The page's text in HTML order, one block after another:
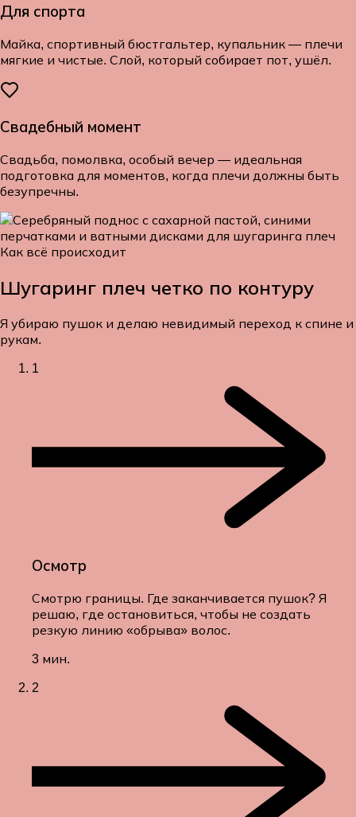
Для спорта
Майка, спортивный бюстгальтер, купальник — плечи
мягкие и чистые. Слой, который собирает пот, ушёл.
Свадебный момент
Свадьба, помолвка, особый вечер — идеальная
подготовка для моментов, когда плечи должны быть
безупречны.
Как всё происходит
Шугаринг плеч четко по контуру
Я убираю пушок и делаю невидимый переход к спине и
рукам.
1
Осмотр
Смотрю границы. Где заканчивается пушок? Я
решаю, где остановиться, чтобы не создать
резкую линию «обрыва» волос.
3 мин.
2